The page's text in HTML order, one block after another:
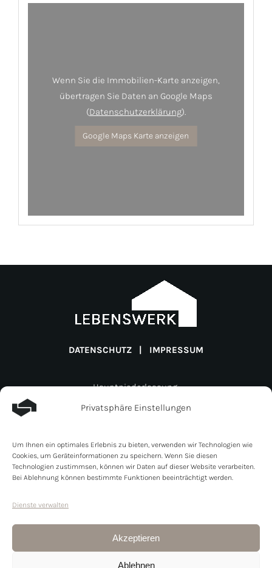
Privatsphäre Einstellungen
Um Ihnen ein optimales Erlebnis zu bieten, verwenden wir Technologien wie
Cookies, um Geräteinformationen zu speichern. Wenn Sie diesen
Technologien zustimmsen, können wir Daten auf dieser Website verarbeiten.
Bei Ablehnung können bestimmte Funktionen beeinträchtigt werden.
Dienste verwalten
Akzeptieren
Ablehnen
Wenn Sie die Immobilien-Karte anzeigen,
übertragen Sie Daten an Google Maps
(Datenschutzerklärung).
Google Maps Karte anzeigen
DATENSCHUTZ | IMPRESSUM
Hauptniederlassung:
Lebenswerk Invest GmbH
Schweiz
Zweigniederlassung:
Lebenswerk Invest GmbH